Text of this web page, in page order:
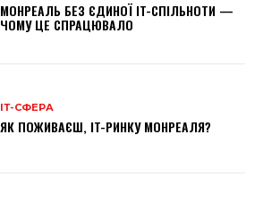
МОНРЕАЛЬ БЕЗ ЄДИНОЇ IT-СПІЛЬНОТИ —
ЧОМУ ЦЕ СПРАЦЮВАЛО
ІТ-СФЕРА
ЯК ПОЖИВАЄШ, IT-РИНКУ МОНРЕАЛЯ?